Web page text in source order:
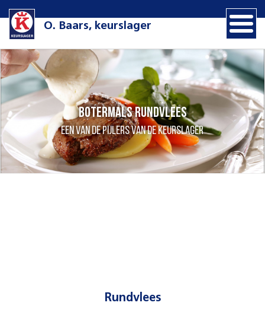
O. Baars, keurslager
Botermals rundvlees
een van de pijlers van de Keurslager
Rundvlees